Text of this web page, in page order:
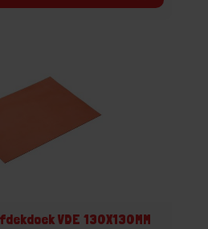
VDE 130X130MM